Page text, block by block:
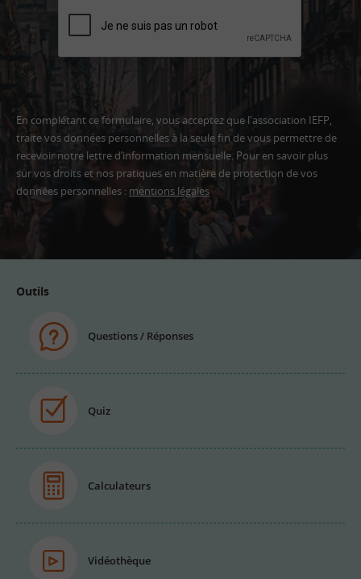
En complétant ce formulaire, vous acceptez que l'association IEFP,
traite vos données personnelles à la seule fin de vous permettre de
recevoir notre lettre d’information mensuelle. Pour en savoir plus
sur vos droits et nos pratiques en matière de protection de vos
données personnelles : mentions légales
Outils
Questions / Réponses
Quiz
Calculateurs
Vidéothèque